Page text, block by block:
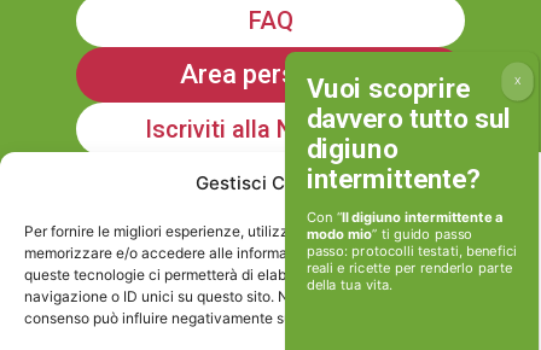
Gestisci Consenso
Per fornire le migliori esperienze, utilizziamo tecnologie come i cookie per
memorizzare e/o accedere alle informazioni del dispositivo. Il consenso a
queste tecnologie ci permetterà di elaborare dati come il comportamento di
navigazione o ID unici su questo sito. Non acconsentire o ritirare il
consenso può influire negativamente su alcune caratteristiche e funzioni.
FAQ
Area personale
Iscriviti alla Newsletter
Informativa sulla Privacy
Cookie policy
Con “Il digiuno intermittente a
modo mio” ti guido passo
passo: protocolli testati, benefici
reali e ricette per renderlo parte
della tua vita.